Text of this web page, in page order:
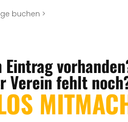
buchen >
Verein fehlt